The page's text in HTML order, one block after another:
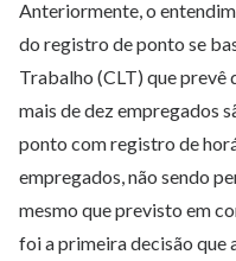
Anteriormente, o
do registro de ponto se
Trabalho (CLT) que prevê
mais de dez empregados
ponto com registro de
empregados, não sendo
mesmo que previsto em
foi a primeira decisão que